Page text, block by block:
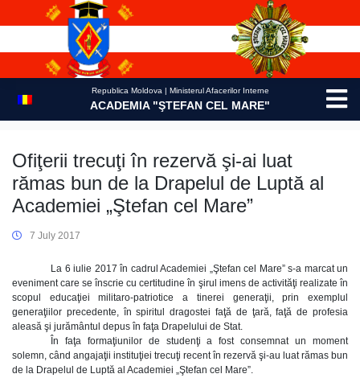
Republica Moldova | Ministerul Afacerilor Interne
ACADEMIA "ŞTEFAN CEL MARE"
Ofiţerii trecuţi în rezervă şi-ai luat
rămas bun de la Drapelul de Luptă al
Academiei „Ştefan cel Mare”
7 July 2017
La 6 iulie 2017 în cadrul Academiei „Ştefan cel Mare” s-a marcat un
eveniment care se înscrie cu certitudine în şirul imens de activităţi realizate în
scopul educaţiei militaro-patriotice a tinerei generaţii, prin exemplul
generaţiilor precedente, în spiritul dragostei faţă de ţară, faţă de profesia
aleasă şi jurământul depus în faţa Drapelului de Stat.
În faţa formaţiunilor de studenţi a fost consemnat un moment
solemn, când angajaţii instituţiei trecuţi recent în rezervă şi-au luat rămas bun
de la Drapelul de Luptă al Academiei „Ştefan cel Mare”.